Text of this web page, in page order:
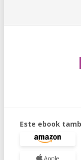
Este ebook